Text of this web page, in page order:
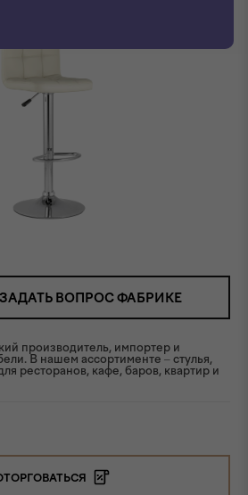
ЗАДАТЬ ВОПРОС ФАБРИКЕ
производитель, импортер и
В нашем ассортименте – стулья,
ресторанов, кафе, баров, квартир и